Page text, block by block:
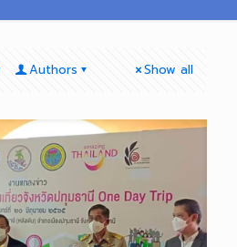
Authors Show all